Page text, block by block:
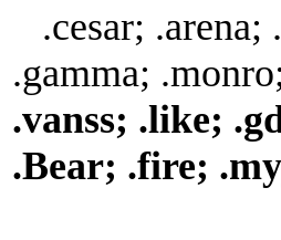
.cesar;
.gamma;
.vanss; .like;
.Bear; .fire;